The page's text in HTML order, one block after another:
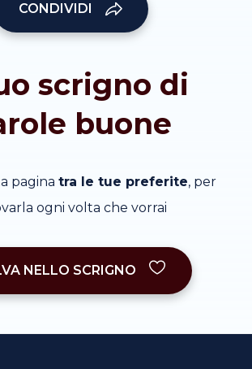
CONDIVIDI
scrigno di
buone
pagina tra le tue preferite, per
ogni volta che vorrai
NELLO SCRIGNO